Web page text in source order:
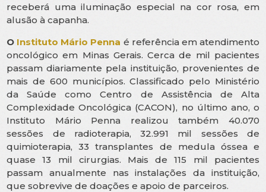
receberá uma iluminação especial na cor rosa, em
alusão à capanha.
O Instituto Mário Penna é referência em atendimento
oncológico em Minas Gerais. Cerca de mil pacientes
passam diariamente pela instituição, provenientes de
mais de 600 municípios. Classificado pelo Ministério
da Saúde como Centro de Assistência de Alta
Complexidade Oncológica (CACON), no último ano, o
Instituto Mário Penna realizou também 40.070
sessões de radioterapia, 32.991 mil sessões de
quimioterapia, 33 transplantes de medula óssea e
quase 13 mil cirurgias. Mais de 115 mil pacientes
passam anualmente nas instalações da instituição,
que sobrevive de doações e apoio de parceiros.